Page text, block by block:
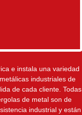
e instala una variedad
industriales de
de cada cliente. Todas
de metal son de
industrial y están